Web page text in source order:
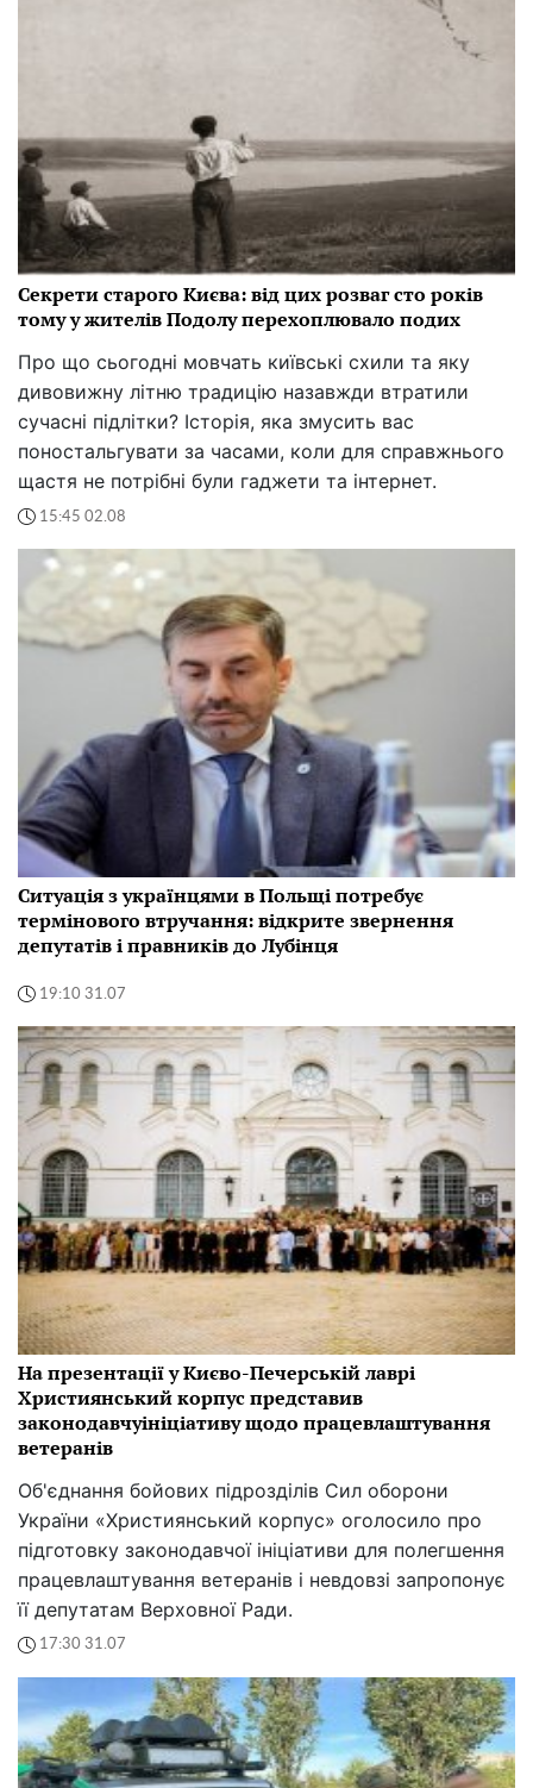
Секрети старого Києва: від цих розваг сто років
тому у жителів Подолу перехоплювало подих
Про що сьогодні мовчать київські схили та яку
дивовижну літню традицію назавжди втратили
сучасні підлітки? Історія, яка змусить вас
поностальгувати за часами, коли для справжнього
щастя не потрібні були гаджети та інтернет.
15:45 02.08
Ситуація з українцями в Польщі потребує
термінового втручання: відкрите звернення
депутатів і правників до Лубінця
19:10 31.07
На презентації у Києво-Печерській лаврі
Християнський корпус представив
законодавчуініціативу щодо працевлаштування
ветеранів
Об'єднання бойових підрозділів Сил оборони
України «Християнський корпус» оголосило про
підготовку законодавчої ініціативи для полегшення
працевлаштування ветеранів і невдовзі запропонує
її депутатам Верховної Ради.
17:30 31.07